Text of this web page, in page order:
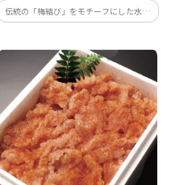
伝統の「梅結び」をモチーフにした水引
アクセサリーづくり。金属のような質感
上がります。結ぶ時間が、心を穏やかに整
える体験です。